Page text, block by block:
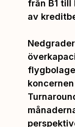
från B1
av